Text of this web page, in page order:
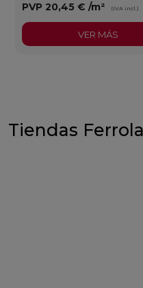
PVP 20,45 € /m² (IVA incl.)
VER MÁS
Tiendas